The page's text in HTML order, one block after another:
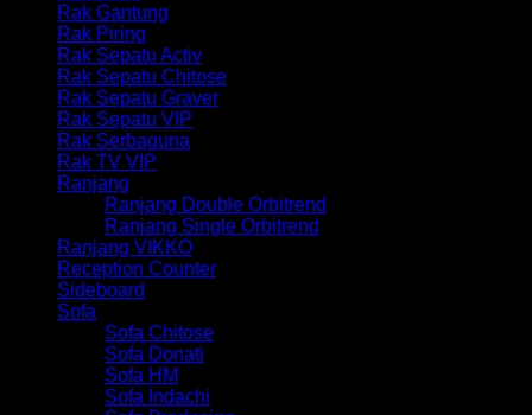
Rak Gantung
Rak Piring
Rak Sepatu Activ
Rak Sepatu Chitose
Rak Sepatu Graver
Rak Sepatu VIP
Rak Serbaguna
Rak TV VIP
Ranjang
Ranjang Double Orbitrend
Ranjang Single Orbitrend
Ranjang VIKKO
Reception Counter
Sideboard
Sofa
Sofa Chitose
Sofa Donati
Sofa HM
Sofa Indachi